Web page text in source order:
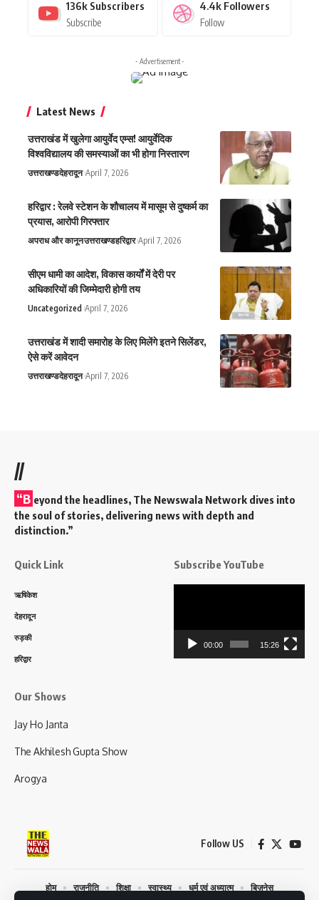
136k Subscribers
Subscribe
4.4k Followers
Follow
- Advertisement -
Latest News
उत्तराखंड में खुलेगा आयुर्वेद एम्स! आयुर्वेदिक
विश्वविद्यालय की समस्याओं का भी होगा निस्तारण
उत्तराखण्डदेहरादून April 7, 2026
हरिद्वार : रेलवे स्टेशन के शौचालय में मासूम से दुष्कर्म का
प्रयास, आरोपी गिरफ्तार
अपराध और कानूनउत्तराखण्डहरिद्वार April 7, 2026
सीएम धामी का आदेश, विकास कार्यों में देरी पर
अधिकारियों की जिम्मेदारी होगी तय
Uncategorized April 7, 2026
उत्तराखंड में शादी समारोह के लिए मिलेंगे इतने सिलेंडर,
ऐसे करें आवेदन
उत्तराखण्डदेहरादून April 7, 2026
//
“B eyond the headlines, The Newswala Network dives into
the soul of stories, delivering news with depth and
distinction.”
Quick Link
ऋषिकेश
देहरादून
रुड़की
हरिद्वार
Subscribe YouTube
00:00 15:26
Our Shows
Jay Ho Janta
The Akhilesh Gupta Show
Arogya
Follow US
होम राजनीति शिक्षा स्वास्थ्य धर्म एवं अध्यात्म बिज़नेस